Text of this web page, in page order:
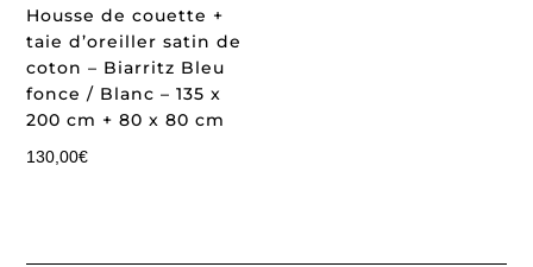
Housse de couette +
taie d’oreiller satin de
coton – Biarritz Bleu
fonce / Blanc – 135 x
200 cm + 80 x 80 cm
130,00€